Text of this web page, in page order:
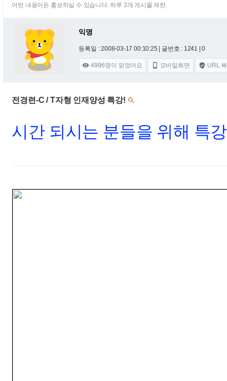
어떤 내용이든 홍보하실 수 있습니다. 하루 3개 게시물 제한.
익명
등록일 : 2008-03-17 00:10:25 | 글번호 : 1241 | 0
 4996명이 읽었어요  모바일화면  URL
전경련-C / T자형 인재양성 특강! 
시간 되시는 분들을 위해 특